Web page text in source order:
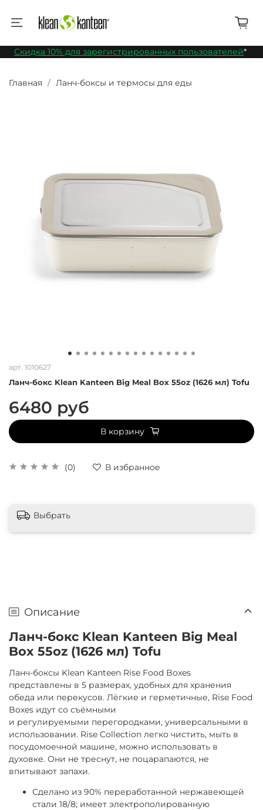
Скидка 10% для зарегистрированных пользователей*
Главная Ланч-боксы и термосы для еды
арт. 1010627
Ланч-бокс Klean Kanteen Big Meal Box 55oz (1626 мл) Tofu
(0) В избранное
6480 руб
В корзину
Выбрать
Описание
Ланч-бокс Klean Kanteen Big Meal
Box 55oz (1626 мл) Tofu
Ланч-боксы Klean Kanteen Rise Food Boxes
представлены в 5 размерах, удобных для хранения
обеда или перекусов. Лёгкие и герметичные, Rise Food
Boxes идут со съёмными
и регулируемыми перегородками, универсальными в
использовании. Rise Collection легко чистить, мыть в
посудомоечной машине, можно использовать в
духовке. Они не треснут, не поцарапаются, не
впитывают запахи.
Сделано из 90% переработанной нержавеющей
стали 18/8; имеет электрополированную